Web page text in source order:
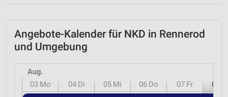
Angebote-Kalender für NKD in Rennerod
und Umgebung
Aug.
03 Mo 04 Di 05 Mi 06 Do 07 Fr 08